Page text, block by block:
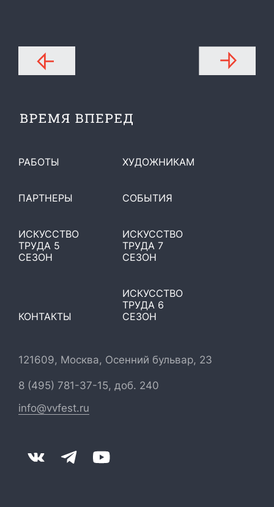
121609, Москва, Осенний бульвар, 23
8 (495) 781-37-15, доб. 240
info@vvfest.ru
РАБОТЫ ХУДОЖНИКАМ
ПАРТНЕРЫ СОБЫТИЯ
КОНТАКТЫ
ИСКУССТВО
ТРУДА 5
СЕЗОН
ИСКУССТВО
ТРУДА 6
СЕЗОН
ИСКУССТВО
ТРУДА 7
СЕЗОН